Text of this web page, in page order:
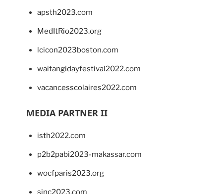
apsth2023.com
MedItRio2023.org
lcicon2023boston.com
waitangidayfestival2022.com
vacancesscolaires2022.com
MEDIA PARTNER II
isth2022.com
p2b2pabi2023-makassar.com
wocfparis2023.org
sinc2023.com